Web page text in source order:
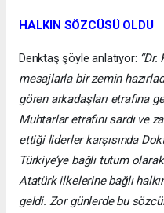
HALKIN SÖZCÜSÜ OLDU
Denktaş şöyle anlatıyor:
mesajlarla bir zemin
gören arkadaşları etrafına
Muhtarlar etrafını sardı ve
ettiği liderler karşısında
Türkiye’ye bağlı tutum
Atatürk ilkelerine bağlı
geldi. Zor günlerde bu